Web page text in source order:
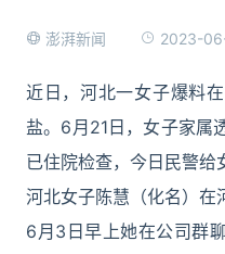
澎湃新闻 2023-
近日，河北一女子爆料
盐。6月21日，女子家属
已住院检查，今日民警给
河北女子陈慧（化名）在
6月3日早上她在公司群